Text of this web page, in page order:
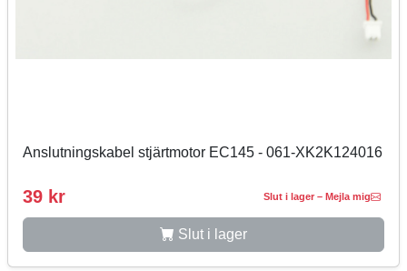
Anslutningskabel stjärtmotor EC145 - 061-XK2K124016
39 kr Slut i lager – Mejla mig
Slut i lager